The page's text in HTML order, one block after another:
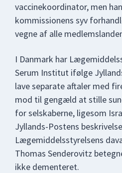
vaccinekoordinator, men
kommissionens syv
vegne af alle
I Danmark har
Serum Institut ifølge
lave separate aftaler med
mod til gengæld at stille
for selskaberne, ligesom
Jyllands-Postens
Lægemiddelsstyrelsens
Thomas Senderovitz
ikke dementeret.